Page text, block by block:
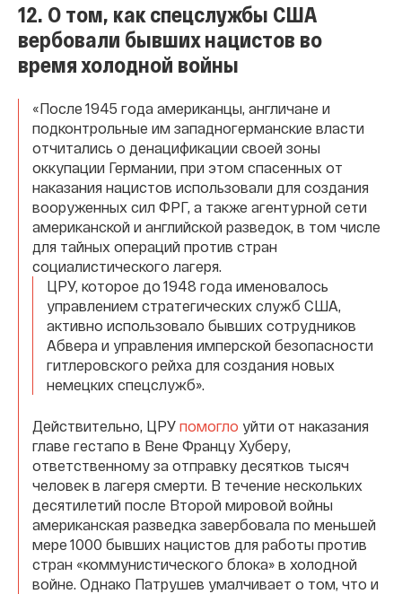
12. О том, как спецслужбы США
вербовали бывших нацистов во
время холодной войны
«После 1945 года американцы, англичане и
подконтрольные им западногерманские власти
отчитались о денацификации своей зоны
оккупации Германии, при этом спасенных от
наказания нацистов использовали для создания
вооруженных сил ФРГ, а также агентурной сети
американской и английской разведок, в том числе
для тайных операций против стран
социалистического лагеря.
ЦРУ, которое до 1948 года именовалось
управлением стратегических служб США,
активно использовало бывших сотрудников
Абвера и управления имперской безопасности
гитлеровского рейха для создания новых
немецких спецслужб».
Действительно, ЦРУ помогло уйти от наказания
главе гестапо в Вене Францу Хуберу,
ответственному за отправку десятков тысяч
человек в лагеря смерти. В течение нескольких
десятилетий после Второй мировой войны
американская разведка завербовала по меньшей
мере 1000 бывших нацистов для работы против
стран «коммунистического блока» в холодной
войне. Однако Патрушев умалчивает о том, что и